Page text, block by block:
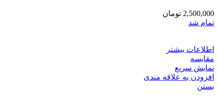
2,500,000 تومان
تمام شد
اطلاعات بیشتر
مقایسه
نمایش سریع
افزودن به علاقه مندی
بستن